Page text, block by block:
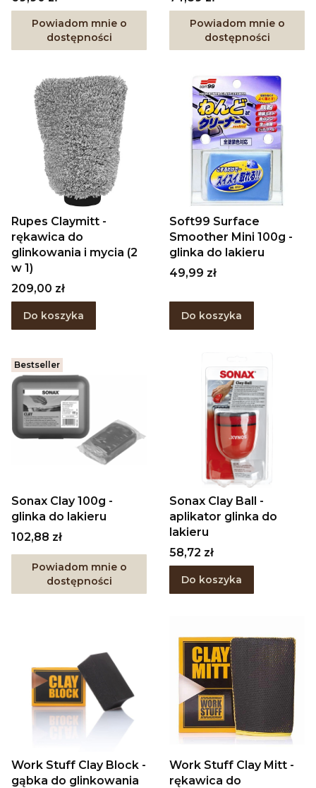
Powiadom mnie o
dostępności
Powiadom mnie o
dostępności
Rupes Claymitt -
rękawica do
glinkowania i mycia (2
w 1)
Cena
209,00 zł
Do koszyka
Soft99 Surface
Smoother Mini 100g -
glinka do lakieru
Cena
49,99 zł
Do koszyka
Bestseller
Sonax Clay 100g -
glinka do lakieru
Cena
102,88 zł
Powiadom mnie o
dostępności
Sonax Clay Ball -
aplikator glinka do
lakieru
Cena
58,72 zł
Do koszyka
Work Stuff Clay Block -
gąbka do glinkowania
Work Stuff Clay Mitt -
rękawica do